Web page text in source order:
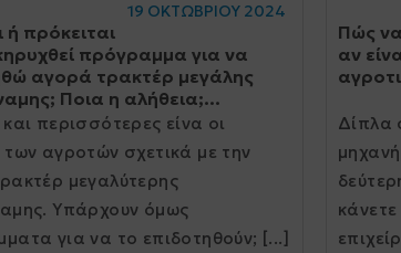
19 ΟΚΤΩΒΡΙΟΥ 2024
ή πρόκειται
πρόγραμμα για να
αγορά τρακτέρ μεγάλης
Ποια η αλήθεια;...
περισσότερες είνα οι
των αγροτών σχετικά με την
μεγαλύτερης
Υπάρχουν όμως
για να το επιδοτηθούν; [...]
Πώς
αν
Δίπλα